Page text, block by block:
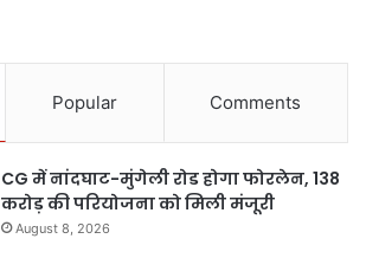
Popular Comments
CG में नांदघाट-मुंगेली रोड होगा फोरलेन, 138
करोड़ की परियोजना को मिली मंजूरी
August 8, 2026